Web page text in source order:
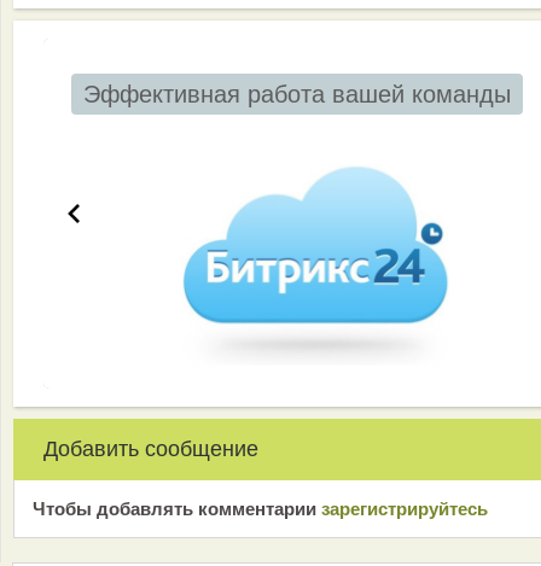
Эффективная работа вашей команды
Добавить сообщение
Чтобы добавлять комментарии зарeгиcтрирyйтeсь